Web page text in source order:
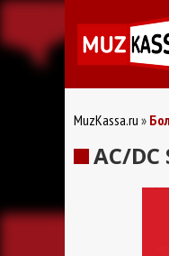
MuzKassa.ru
AС/